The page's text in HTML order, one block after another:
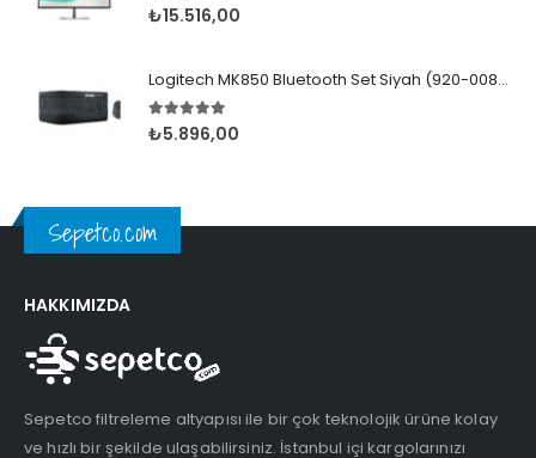
5.005 üzerinden
₺15.516,00
Logitech MK850 Bluetooth Set Siyah (920-008230)
5.005 üzerinden
₺5.896,00
Sepetco.com
HAKKIMIZDA
Sepetco filtreleme altyapısı ile bir çok teknolojik ürüne kolay
ve hızlı bir şekilde ulaşabilirsiniz. İstanbul içi kargolarınızı